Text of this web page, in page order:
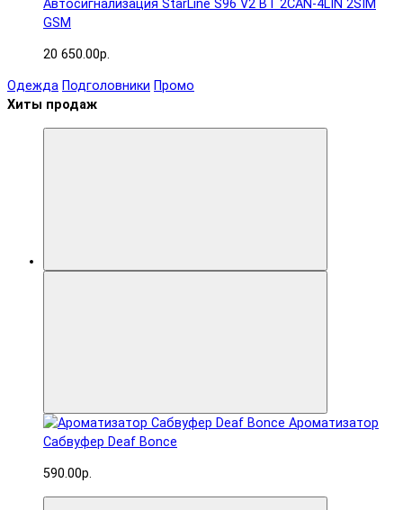
Автосигнализация StarLine S96 V2 BT 2CAN-4LIN 2SIM
GSM
20 650.00р.
Одежда Подголовники Промо
Хиты продаж
Ароматизатор
Сабвуфер Deaf Bonce
590.00р.